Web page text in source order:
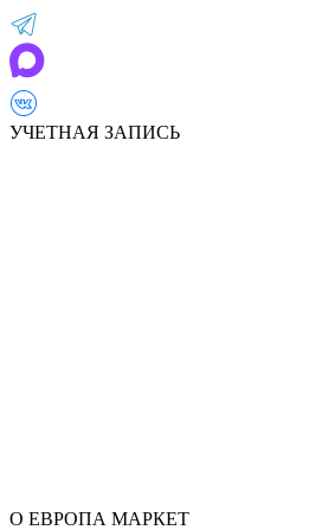
УЧЕТНАЯ ЗАПИСЬ
О ЕВРОПА МАРКЕТ